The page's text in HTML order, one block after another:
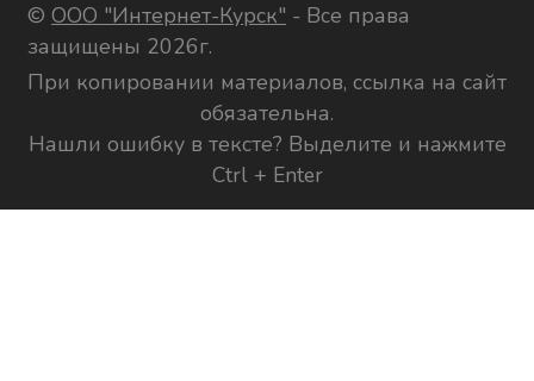
© ООО "Интернет-Курск" - Все права
защищены 2026г.
При копировании материалов, ссылка на сайт
обязательна.
Нашли ошибку в тексте? Выделите и нажмите
Ctrl + Enter